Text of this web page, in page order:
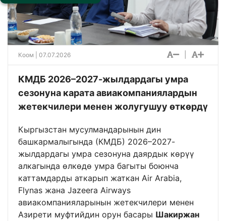
Коом | 07.07.2026
КМДБ 2026–2027-жылдардагы умра
сезонуна карата авиакомпаниялардын
жетекчилери менен жолугушуу өткөрдү
Кыргызстан мусулмандарынын дин
башкармалыгында (КМДБ) 2026–2027-
жылдардагы умра сезонуна даярдык көрүү
алкагында өлкөдө умра багыты боюнча
каттамдарды аткарып жаткан Air Arabia,
Flynas жана Jazeera Airways
авиакомпанияларынын жетекчилери менен
Азирети муфтийдин орун басары Шакиржан